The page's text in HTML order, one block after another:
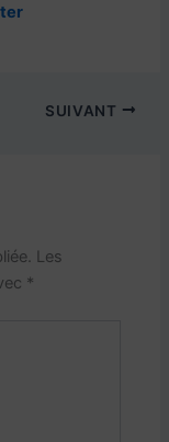
SUIVANT
Les
*